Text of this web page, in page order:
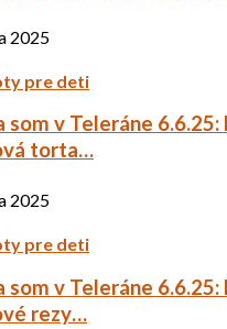
2025
pre deti
som v Teleráne 6.6.25:
torta…
2025
pre deti
som v Teleráne 6.6.25:
rezy…